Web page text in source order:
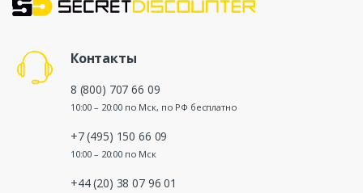
Контакты
8 (800) 707 66 09
10:00 – 20:00 по Мск, по РФ бесплатно
+7 (495) 150 66 09
10:00 – 20:00 по Мск
+44 (20) 38 07 96 01